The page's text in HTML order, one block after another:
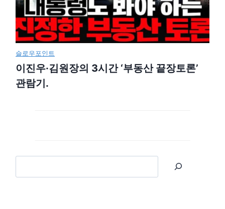
슬로우포인트
이진우·김원장의 3시간 ‘부동산 끝장토론’
관람기.